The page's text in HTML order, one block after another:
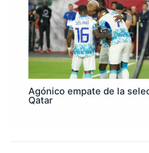
Agónico empate de la
Qatar